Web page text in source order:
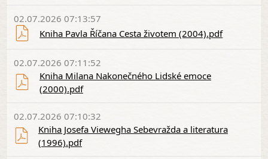
Kniha Pavla Říčana Cesta životem (2004).pdf
02.07.2026 07:13:57
Kniha Milana Nakonečného Lidské emoce
(2000).pdf
02.07.2026 07:11:52
Kniha Josefa Viewegha Sebevražda a literatura
(1996).pdf
02.07.2026 07:10:32